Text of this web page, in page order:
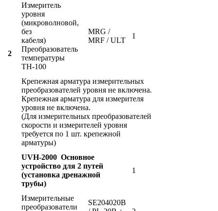
2
Измеритель
уровня
(микроволновой,
без
кабеля)
Преобразователь
температуры
ТН-100
MRG /
MRF / ULT
1
Крепежная арматура измерительных
преобразователей уровня не включена.
Крепежная арматура для измерителя
уровня не включена.
(Для измерительных преобразователей
скорости и измерителей уровня
требуется по 1 шт. крепежной
арматуры)
UVH-2000 Основное
устройство для 2 путей
(установка дренажной
трубы)
1
Измерительные
преобразователи
SE204020B